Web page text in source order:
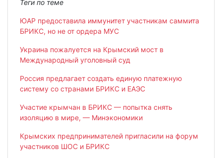
Теги по теме
ЮАР предоставила иммунитет участникам саммита
БРИКС, но не от ордера МУС
Украина пожалуется на Крымский мост в
Международный уголовный суд
Россия предлагает создать единую платежную
систему со странами БРИКС и ЕАЭС
Участие крымчан в БРИКС — попытка снять
изоляцию в мире, — Минэкономики
Крымских предпринимателей пригласили на форум
участников ШОС и БРИКС